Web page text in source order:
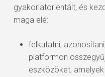
gyakorlatorientált, és
maga elé:
felkutatni,
platformon
eszközöket,